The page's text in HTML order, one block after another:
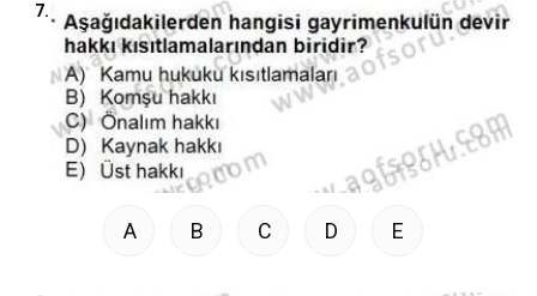
7.
A B C D E